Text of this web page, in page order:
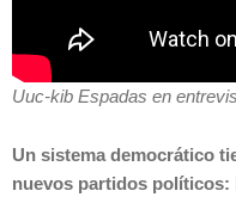
Uuc-kib Espadas en
Un sistema democrático
nuevos partidos políticos: